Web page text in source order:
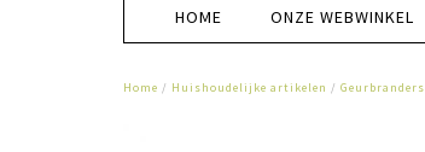
HOME ONZE WEBWINKEL
Home / Huishoudelijke artikelen / Geurbranders